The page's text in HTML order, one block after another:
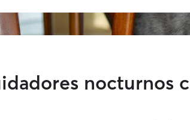
nocturnos